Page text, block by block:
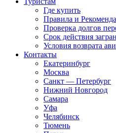
Где купить
Правила и
Проверка долгов
Срок действия
Условия возврата
Контакты
Екатеринбург
Москва
Санкт — Петербург
Нижний Новгород
Самара
Уфа
Челябинск
Тюмень